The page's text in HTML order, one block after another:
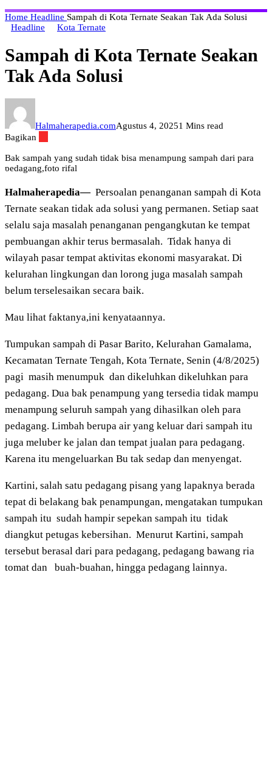
Home Headline Sampah di Kota Ternate Seakan Tak Ada Solusi
Headline
Kota Ternate
Sampah di Kota Ternate Seakan
Tak Ada Solusi
Halmaherapedia.comAgustus 4, 20251 Mins read
Bagikan
Bak sampah yang sudah tidak bisa menampung sampah dari para
pedagang,foto rifal
Halmaherapedia— Persoalan penanganan sampah di Kota
Ternate seakan tidak ada solusi yang permanen. Setiap saat
selalu saja masalah penanganan pengangkutan ke tempat
pembuangan akhir terus bermasalah. Tidak hanya di
wilayah pasar tempat aktivitas ekonomi masyarakat. Di
kelurahan lingkungan dan lorong juga masalah sampah
belum terselesaikan secara baik.
Mau lihat faktanya,ini kenyataannya.
Tumpukan sampah di Pasar Barito, Kelurahan Gamalama,
Kecamatan Ternate Tengah, Kota Ternate, Senin (4/8/2025)
pagi masih menumpuk dan dikeluhkan dikeluhkan para
pedagang. Dua bak penampung yang tersedia tidak mampu
menampung seluruh sampah yang dihasilkan oleh para
pedagang. Limbah berupa air yang keluar dari sampah itu
juga meluber ke jalan dan tempat jualan para pedagang.
Karena itu mengeluarkan Bu tak sedap dan menyengat.
Kartini, salah satu pedagang pisang yang lapaknya berada
tepat di belakang bak penampungan, mengatakan tumpukan
sampah itu sudah hampir sepekan sampah itu tidak
diangkut petugas kebersihan. Menurut Kartini, sampah
tersebut berasal dari para pedagang, pedagang bawang ria
tomat dan
buah-buahan, hingga pedagang lainnya.